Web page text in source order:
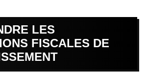
LES
FISCALES DE